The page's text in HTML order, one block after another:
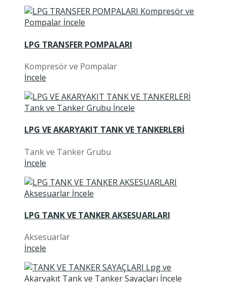
LPG TRANSFER POMPALARI
Kompresör ve Pompalar
İncele
LPG VE AKARYAKIT TANK VE TANKERLERİ
Tank ve Tanker Grubu
İncele
LPG TANK VE TANKER AKSESUARLARI
Aksesuarlar
İncele